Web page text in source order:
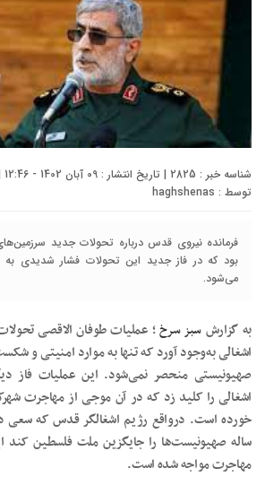
شناسه خبر : 2825 | تاریخ انتشار : 09 آبان 1402 - 12:46 | تعداد دیدگاه :
توسط : haghshenas
فرمانده نیروی قدس درباره تحولات جدید
بود که در فاز جدید این تحولات فشار شدیدی به
می‌شود.
به گزارش سبز سرخ؛ عملیات طوفان الاقصی
اشغالی به‌وجود آورد که تنها به موارد امنیتی و
صهیونیستی منحصر نمی‌شود. این عملیات فاز
اشغالی را کلید زد که در آن موجی از مهاجرت
خورده است. درواقع رژیم اشغالگر قدس که
ساله صهیونیست‌ها را جایگزین ملت فلسطین کند
مهاجرت مواجه شده است.